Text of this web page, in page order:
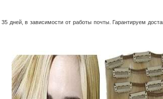
в зависимости от работы почты. Гарантируем